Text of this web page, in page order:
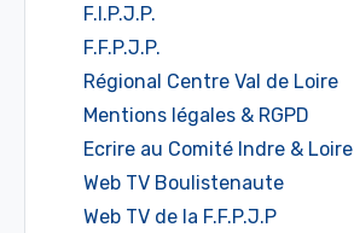
F.I.P.J.P.
F.F.P.J.P.
Régional Centre Val de Loire
Mentions légales & RGPD
Ecrire au Comité Indre & Loire
Web TV Boulistenaute
Web TV de la F.F.P.J.P